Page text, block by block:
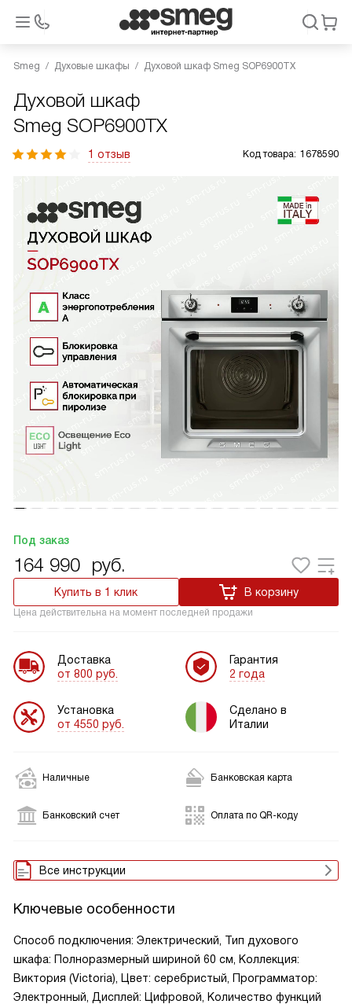
Smeg Духовые шкафы Духовой шкаф Smeg SOP6900TX
Духовой шкаф
Smeg SOP6900TX
1 отзыв Код товара: 1678590
Под заказ
164 990 руб.
Купить в 1 клик В корзину
Цена действительна на момент последней продажи
Доставка
от 800 руб.
Установка
от 4550 руб.
Гарантия
2 года
Сделано в
Италии
Наличные Банковская карта
Банковский счет Оплата по QR-коду
Все инструкции
Ключевые особенности
Способ подключения: Электрический, Тип духового
шкафа: Полноразмерный шириной 60 см, Коллекция:
Виктория (Victoria), Цвет: серебристый, Программатор:
Электронный, Дисплей: Цифровой, Количество функций